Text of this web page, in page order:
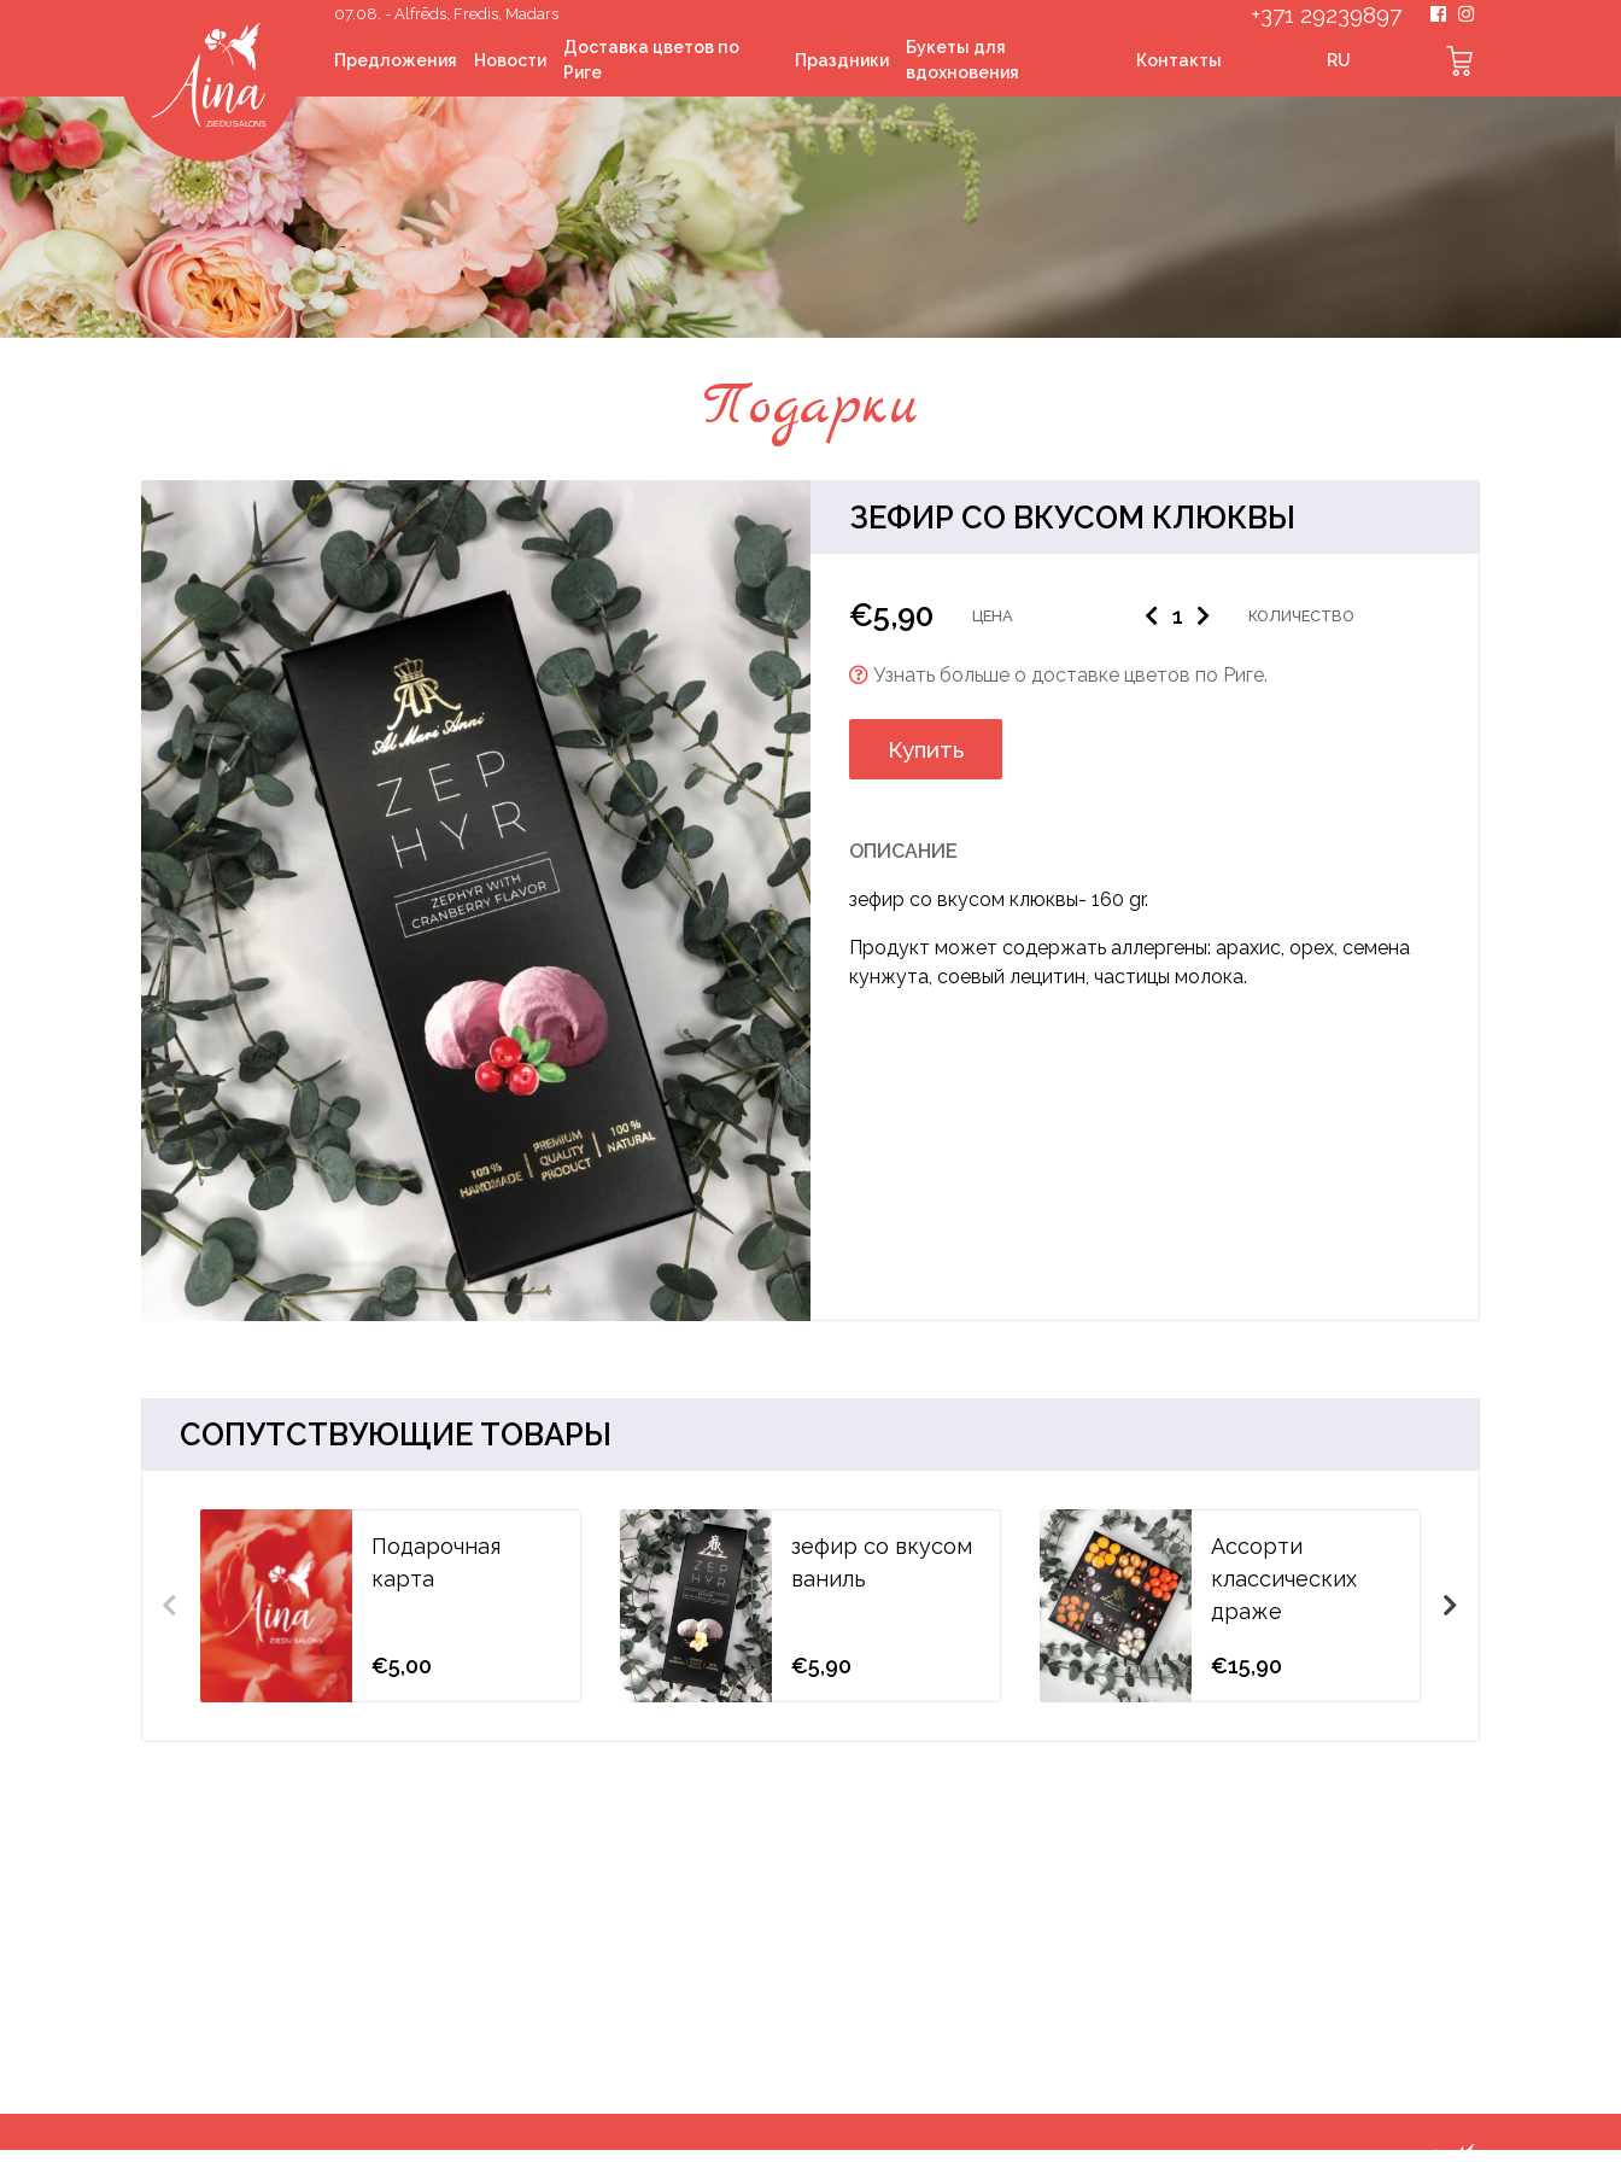
07.08. - Alfrēds, Fredis, Madars
RU
Предложения
Срезанные цветы
Букеты цветов
Цветы в коробке
Свадебная
флористика
Траурная флористика
Комнатные растения
Озеленение
шарики
Аренда реквизита
Фотоуглы/фотостены
Новости
Доставка цветов по
Риге
Праздники
День независимости
Латвии
Рождество
День Святого
Букеты для
вдохновения
Контакты
+371 29239897
Подарки
ЗЕФИР СО ВКУСОМ КЛЮКВЫ
€5,90 ЦЕНА КОЛИЧЕСТВО
Узнать больше о доставке цветов по Риге.
Купить
ОПИСАНИЕ
зефир со вкусом клюквы- 160 gr.
Продукт может содержать аллергены: арахис, орех, семена
кунжута, соевый лецитин, частицы молока.
СОПУТСТВУЮЩИЕ ТОВАРЫ
Подарочная
карта
€5,00
зефир со вкусом
ваниль
€5,90
Ассорти
классических
драже
€15,90